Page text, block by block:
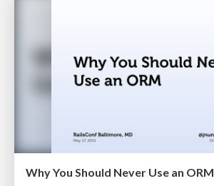
Why You Should Never Use an ORM